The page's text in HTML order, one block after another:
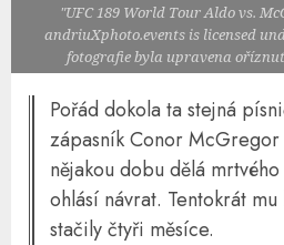
"UFC 189 World Tour Aldo vs.
andriuXphoto.events is licensed
fotografie byla upravena
Pořád dokola ta stejná
zápasník Conor
nějakou dobu dělá
ohlásí návrat. Tentokrát
stačily čtyři měsíce.